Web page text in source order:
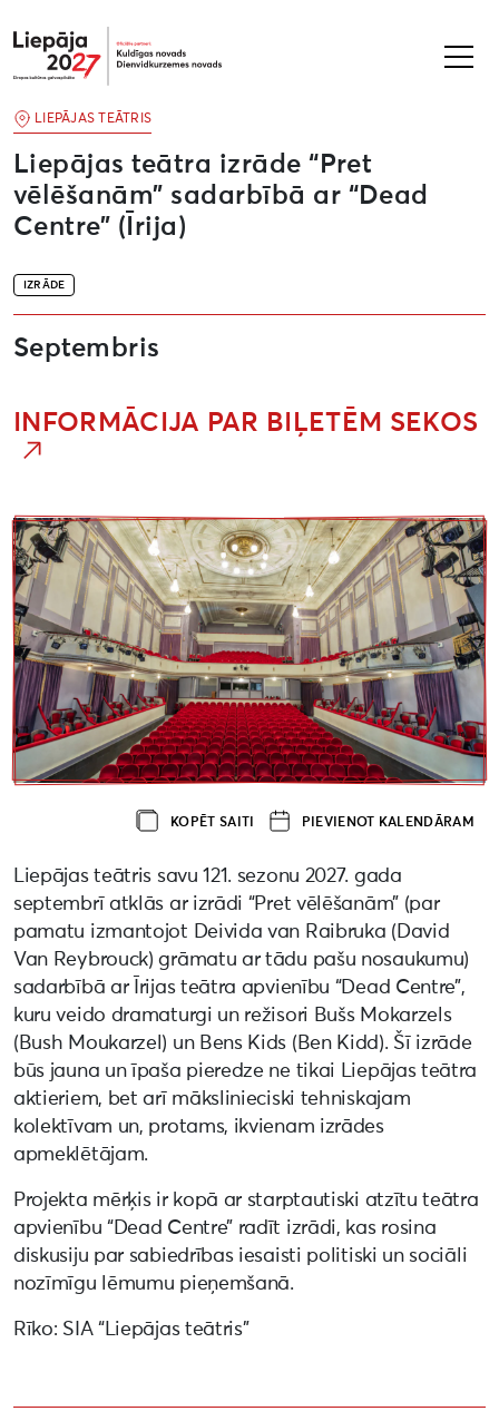
Liepāja2027
IZRĀDE
Liepājas teātra izrāde “Pret
vēlēšanām” sadarbībā ar “Dead
Centre” (Īrija)
LIEPĀJAS TEĀTRIS
Septembris
INFORMĀCIJA PAR BIĻETĒM SEKOS
KOPĒT SAITI PIEVIENOT KALENDĀRAM
Liepājas teātris savu 121. sezonu 2027. gada
septembrī atklās ar izrādi “Pret vēlēšanām” (par
pamatu izmantojot Deivida van Raibruka (David
Van Reybrouck) grāmatu ar tādu pašu nosaukumu)
sadarbībā ar Īrijas teātra apvienību “Dead Centre”,
kuru veido dramaturgi un režisori Bušs Mokarzels
(Bush Moukarzel) un Bens Kids (Ben Kidd). Šī izrāde
būs jauna un īpaša pieredze ne tikai Liepājas teātra
aktieriem, bet arī mākslinieciski tehniskajam
kolektīvam un, protams, ikvienam izrādes
apmeklētājam.
Projekta mērķis ir kopā ar starptautiski atzītu teātra
apvienību “Dead Centre” radīt izrādi, kas rosina
diskusiju par sabiedrības iesaisti politiski un sociāli
nozīmīgu lēmumu pieņemšanā.
Rīko: SIA “Liepājas teātris”